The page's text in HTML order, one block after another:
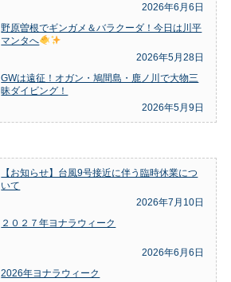
2026年6月6日
野原曽根でギンガメ＆バラクーダ！今日は川平
マンタへ
2026年5月28日
GWは遠征！オガン・鳩間島・鹿ノ川で大物三
昧ダイビング！
2026年5月9日
【お知らせ】台風9号接近に伴う臨時休業につ
いて
2026年7月10日
２０２７年ヨナラウィーク
2026年6月6日
2026年ヨナラウィーク